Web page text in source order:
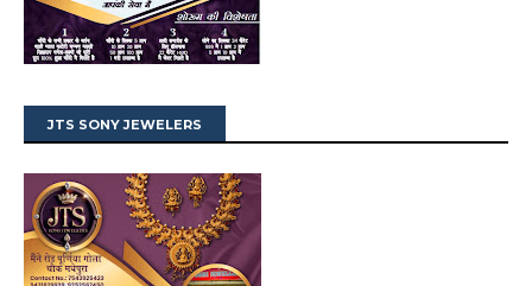
JTS SONY JEWELERS